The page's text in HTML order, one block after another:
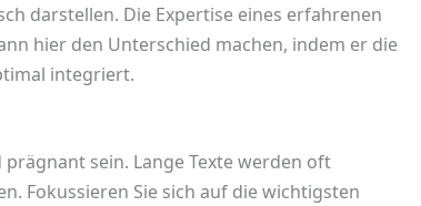
darstellen. Die Expertise eines erfahrenen
hier den Unterschied machen, indem er die
integriert.
sein. Lange Texte werden oft
Fokussieren Sie sich auf die wichtigsten